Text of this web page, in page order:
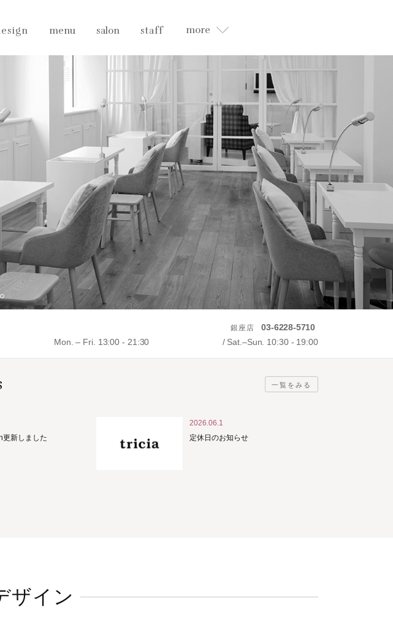
menu salon staff more
銀座店 03-6228-5710
Mon. – Fri. 13:00 - 21:30 Sat.–Sun. 10:30 - 19:00
一覧をみる
更新しました
2026.06.1
定休日のお知らせ
ザイン